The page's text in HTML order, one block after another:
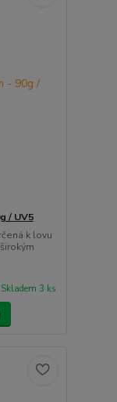
/ UV5
k lovu
Skladem 3 ks